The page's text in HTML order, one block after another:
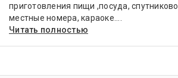
приготовления пищи ,посуда,
местные номера, караоке....
Читать полностью